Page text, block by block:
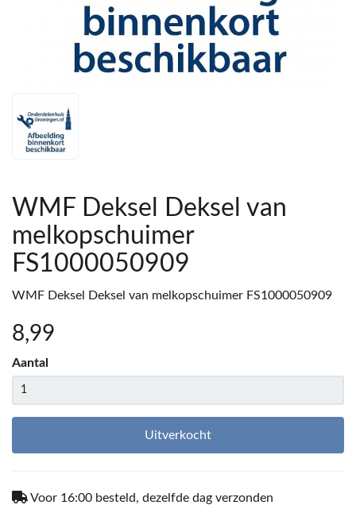
WMF Deksel Deksel van
melkopschuimer
FS1000050909
WMF Deksel Deksel van melkopschuimer FS1000050909
8,99
Aantal
Uitverkocht
Voor 16:00 besteld, dezelfde dag verzonden